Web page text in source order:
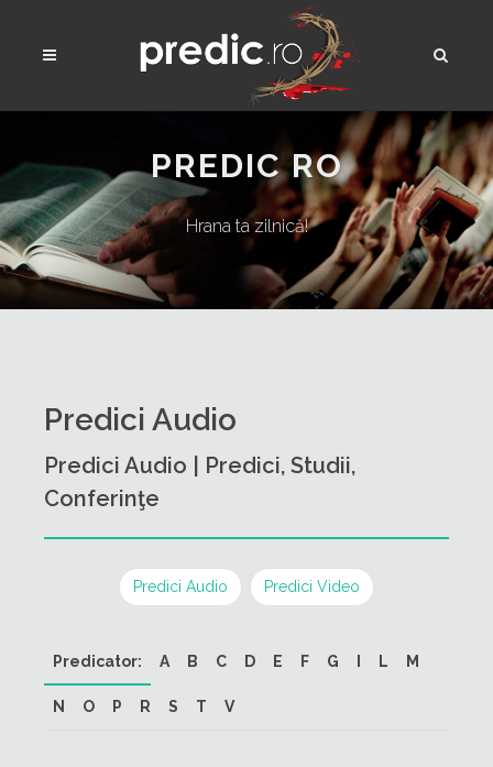
PREDIC RO
Hrana ta zilnică!
Predici Audio
Predici Audio | Predici, Studii,
Conferinţe
Predici Audio Predici Video
Predicator: A B C D E F G L M
N O P R S T V